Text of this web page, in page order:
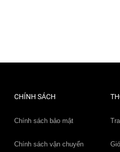
CHÍNH SÁCH
Chính sách bảo mật
Chính sách vận chuyển